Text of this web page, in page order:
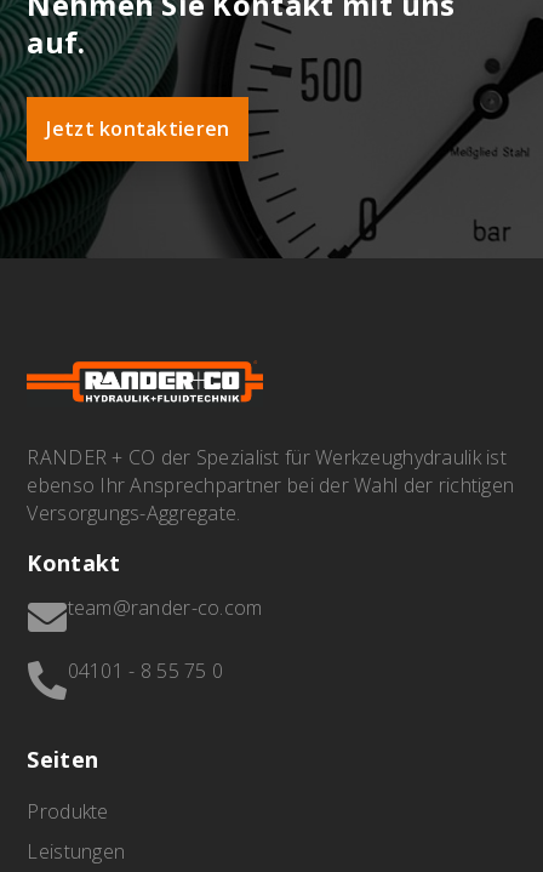
auf.
Jetzt kontaktieren
RANDER + CO der Spezialist für Werkzeughydraulik ist
ebenso Ihr Ansprechpartner bei der Wahl der richtigen
Versorgungs-Aggregate.
Kontakt
team@rander-co.com
04101 - 8 55 75 0
Seiten
Produkte
Leistungen